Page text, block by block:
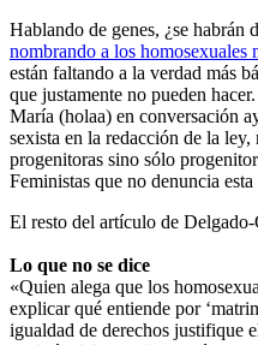
Hablando de genes, ¿se habrán
nombrando a los homosexuales
están faltando a la verdad más
que justamente no pueden
María (holaa) en conversación
sexista en la redacción de la
progenitoras sino sólo
Feministas que no denuncia
El resto del artículo de
Lo que no se dice
«Quien alega que los
explicar qué entiende por
igualdad de derechos justifique